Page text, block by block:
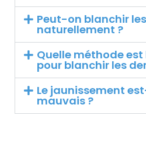
Peut-on blanchir
naturellement ?
Quelle méthode
pour blanchir les
Le jaunissement
mauvais ?